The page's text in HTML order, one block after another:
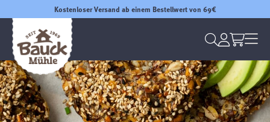
Kostenloser Versand ab einem Bestellwert von 69€